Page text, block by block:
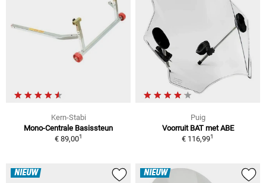
Kern-Stabi
Mono-Centrale Basissteun
€ 89,001
Puig
Voorruit BAT met ABE
€ 116,991
NIEUW NIEUW